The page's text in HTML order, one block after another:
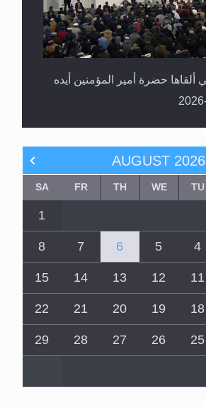
ألقاها حضرة أمير المؤمنين أيده
AUGUST 2026
TU
WE
TH
FR
SA
1
4
5
6
7
8
11
12
13
14
15
18
19
20
21
22
25
26
27
28
29